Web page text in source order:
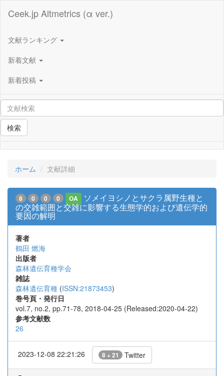
Ceek.jp Altmetrics (α ver.)
文献ランキング
新着文献
新着投稿
検索
ホーム 文献詳細
8 0 0 0 OA
ソメイヨシノとサクラ属野生種と
の交雑範囲と交雑に影響する生態学的および遺伝学的
要因の解明
著者
鶴田 燃海
出版者
森林遺伝育種学会
雑誌
森林遺伝育種 (ISSN:21873453)
巻号頁・発行日
vol.7, no.2, pp.71-78, 2018-04-25 (Released:2020-04-22)
参考文献数
26
2023-12-08 22:21:26 8 + 21 Twitter